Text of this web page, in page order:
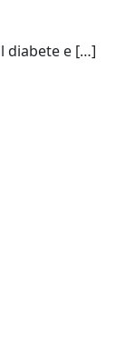
diabete e […]